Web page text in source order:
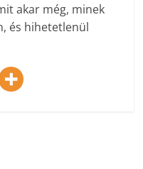
akar még, minek
és hihetetlenül